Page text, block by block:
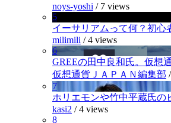
noys-yoshi / 7 views
5
イーサリアムって何？初心
milimili /4 views
6
GREEの田中良和氏。仮想
仮想通貨ＪＡＰＡＮ編集部 /
7
ホリエモンや竹中平蔵氏の
kasi2 /4 views
8